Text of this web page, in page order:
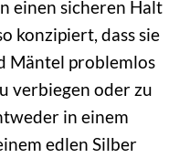
einen sicheren Halt
konzipiert, dass sie
Mäntel problemlos
verbiegen oder zu
in einem
edlen Silber